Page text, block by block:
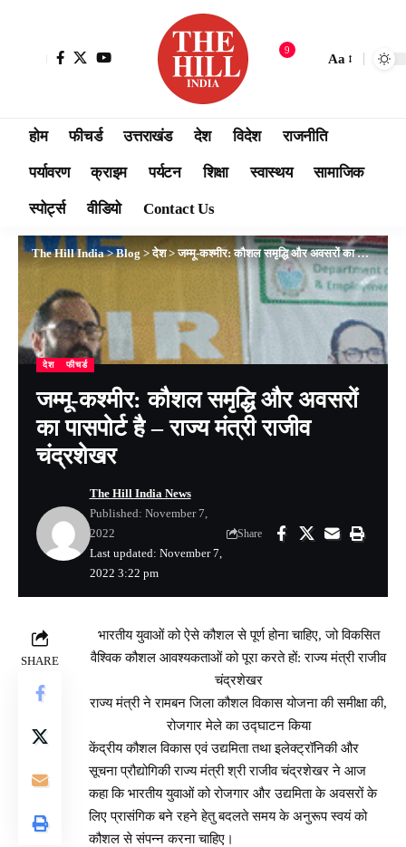
9
Aa
होम फीचर्ड उत्तराखंड देश विदेश राजनीति
पर्यावरण क्राइम पर्यटन शिक्षा स्वास्थय सामाजिक
स्पोर्ट्स वीडियो Contact Us
The Hill India>Blog>देश>जम्मू-कश्मीर: कौशल समृद्धि और अवसरों का पासपोर्ट है – राज्य मंत्री राजीव चंद्रशेखर
देश फीचर्ड
जम्मू-कश्मीर: कौशल समृद्धि और अवसरों
का पासपोर्ट है – राज्य मंत्री राजीव
चंद्रशेखर
Last updated: November 7,
2022 3:22 pm
The Hill India News
Published: November 7,
2022
Share
SHARE
भारतीय युवाओं को ऐसे कौशल से पूर्ण होना चाहिए, जो विकसित
वैश्विक कौशल आवश्यकताओं को पूरा करते हों: राज्य मंत्री राजीव
चंद्रशेखर
राज्य मंत्री ने रामबन जिला कौशल विकास योजना की समीक्षा की,
रोजगार मेले का उद्घाटन किया
केंद्रीय कौशल विकास एवं उद्यमिता तथा इलेक्ट्रॉनिकी और
सूचना प्रौद्योगिकी राज्य मंत्री श्री राजीव चंद्रशेखर ने आज
कहा कि भारतीय युवाओं को रोजगार और उद्यमिता के अवसरों के
लिए प्रासंगिक बने रहने हेतु बदलते समय के अनुरूप स्वयं को
कौशल से संपन्न करना चाहिए।